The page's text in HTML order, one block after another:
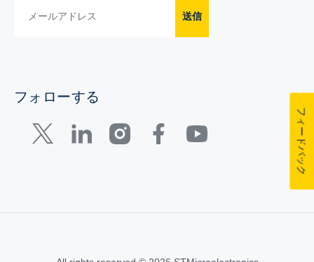
送信
フォローする
フィードバック